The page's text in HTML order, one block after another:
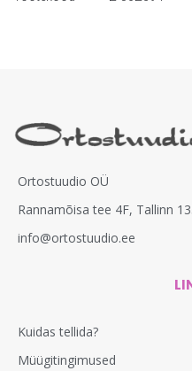
Ortostuudio OÜ
Rannamõisa tee 4F, Tallinn
info@ortostuudio.ee
Kuidas tellida?
Müügitingimused